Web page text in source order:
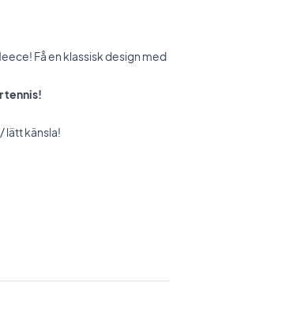
Få en klassisk design med
tennis!
lätt känsla!